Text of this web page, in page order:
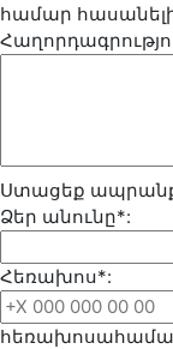
համար
Ստացեք
Ձեր անունը*:
Հեռախոս*: